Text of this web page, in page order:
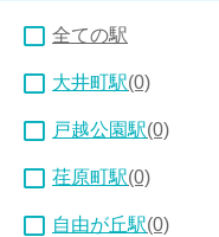
全ての駅
大井町駅(0)
戸越公園駅(0)
荏原町駅(0)
自由が丘駅(0)